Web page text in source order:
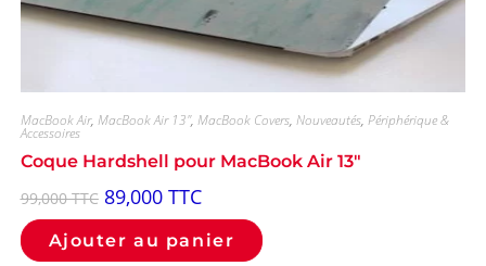
MacBook Air, MacBook Air 13", MacBook Covers, Nouveautés, Périphérique &
Accessoires
Coque Hardshell pour MacBook Air 13″
99,000TTC 89,000 TTC
Ajouter au panier